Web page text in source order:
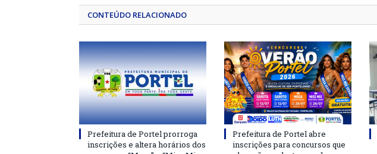
CONTEÚDO RELACIONADO
Prefeitura de Portel prorroga
inscrições e altera horários dos
Prefeitura de Portel abre
inscrições para concursos que